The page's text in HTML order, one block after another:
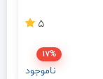
5
17%
ناموجود